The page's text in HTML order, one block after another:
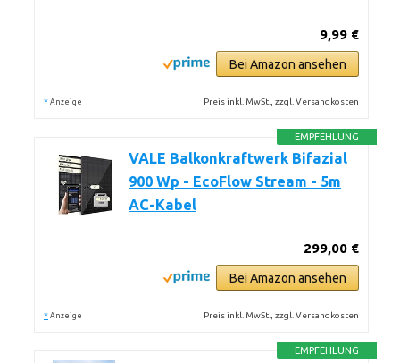
9,99 €
Bei Amazon ansehen
* Anzeige Preis inkl. MwSt., zzgl. Versandkosten
EMPFEHLUNG
VALE Balkonkraftwerk Bifazial
900 Wp - EcoFlow Stream - 5m
AC-Kabel
299,00 €
Bei Amazon ansehen
* Anzeige Preis inkl. MwSt., zzgl. Versandkosten
EMPFEHLUNG